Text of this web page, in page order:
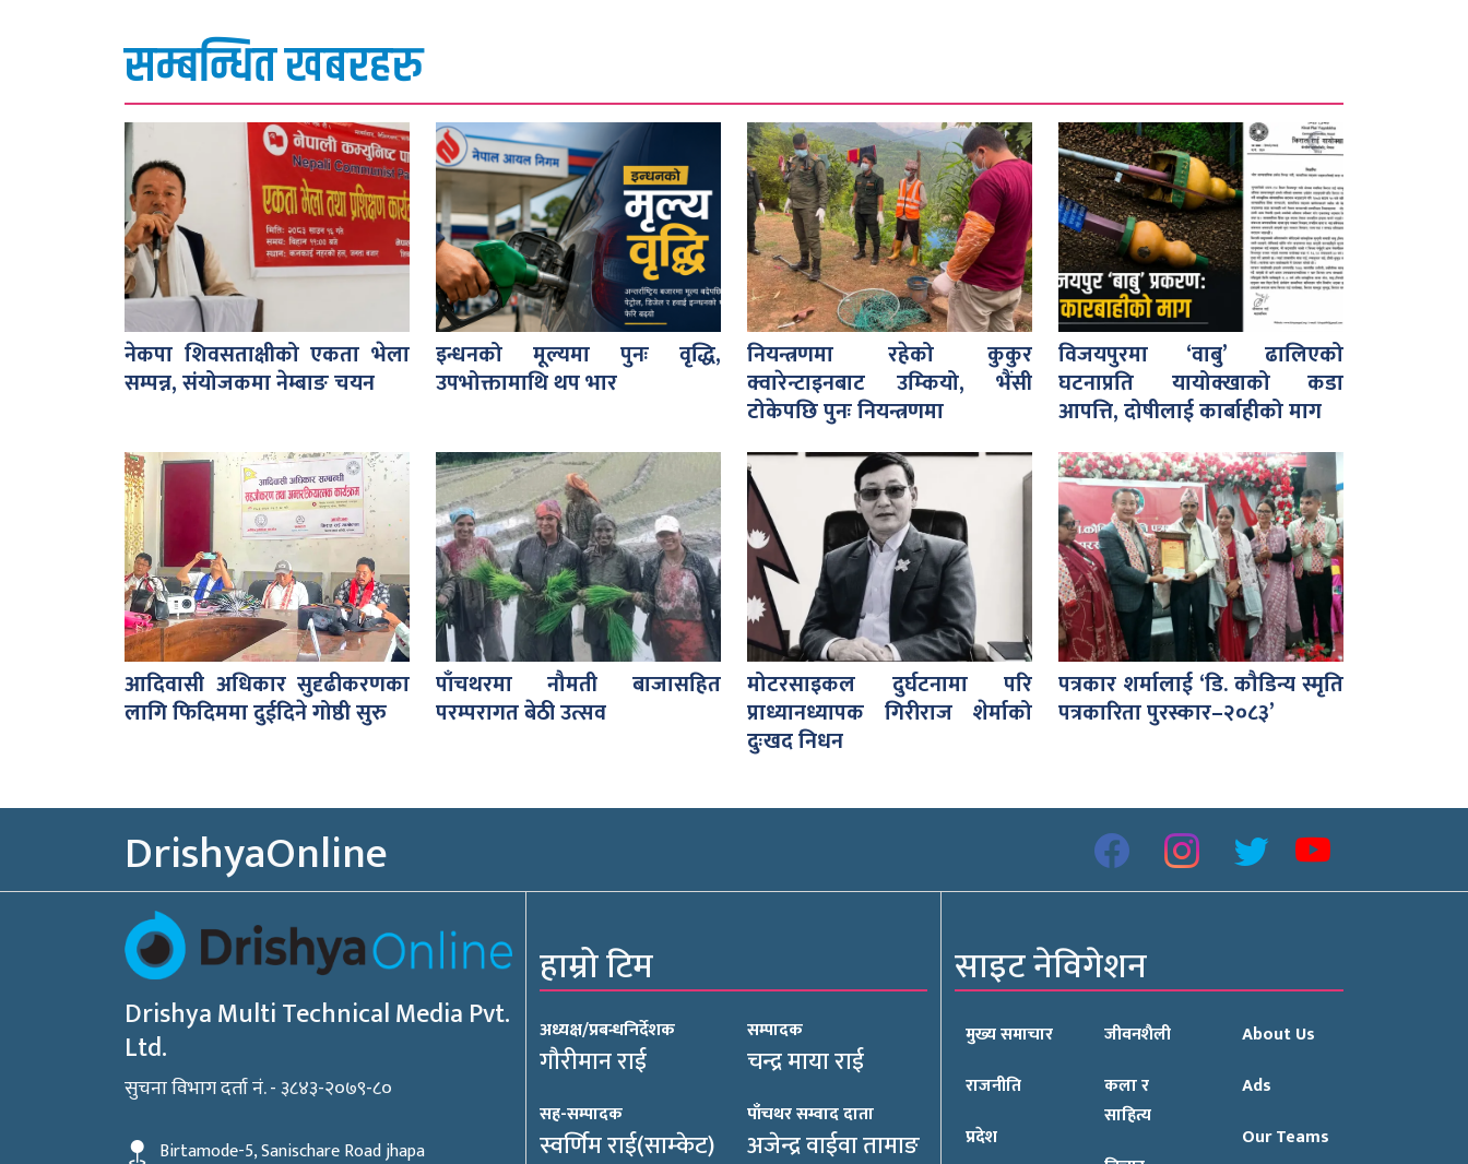
सम्बन्धित खबरहरु
नेकपा शिवसताक्षीको एकता भेला
सम्पन्न, संयोजकमा नेम्बाङ चयन
इन्धनको मूल्यमा पुनः वृद्धि,
उपभोक्तामाथि थप भार
नियन्त्रणमा रहेको कुकुर
क्वारेन्टाइनबाट उम्कियो, भैंसी
टोकेपछि पुनः नियन्त्रणमा
विजयपुरमा ‘वाबु’ ढालिएको
घटनाप्रति यायोक्खाको कडा
आपत्ति, दोषीलाई कार्बाहीको माग
आदिवासी अधिकार सुदृढीकरणका
लागि फिदिममा दुईदिने गोष्ठी सुरु
पाँचथरमा नौमती बाजासहित
परम्परागत बेठी उत्सव
मोटरसाइकल दुर्घटनामा परि
प्राध्यानध्यापक गिरीराज शेर्माको
दुःखद निधन
पत्रकार शर्मालाई ‘डि. कौडिन्य स्मृति
पत्रकारिता पुरस्कार–२०८३’
DrishyaOnline
Drishya Multi Technical Media Pvt.
Ltd.
सुचना विभाग दर्ता नं. - ३८४३-२०७९-८०
Birtamode-5, Sanischare Road jhapa
हाम्रो टिम
अध्यक्ष/प्रबन्धनिर्देशक
गौरीमान राई
सम्पादक
चन्द्र माया राई
सह-सम्पादक
स्वर्णिम राई(साम्केट)
पाँचथर सम्वाद दाता
अजेन्द्र वाईवा तामाङ
साइट नेविगेशन
मुख्य समाचार
राजनीति
प्रदेश
जीवनशैली
कला र
साहित्य
About Us
Ads
Our Teams